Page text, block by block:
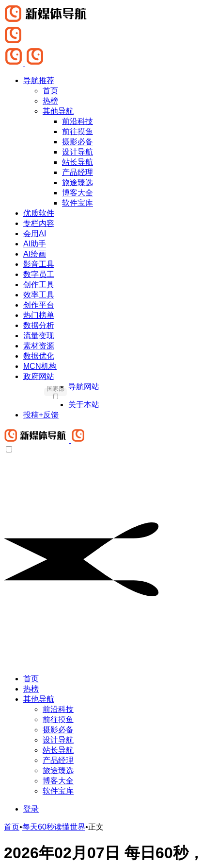
导航推荐
首页
热榜
其他导航
前沿科技
前往摸鱼
摄影必备
设计导航
站长导航
产品经理
旅途臻选
博客大全
软件宝库
优质软件
专栏内容
会用AI
AI助手
AI绘画
影音工具
数字员工
创作工具
效率工具
创作平台
热门榜单
数据分析
流量变现
素材资源
数据优化
MCN机构
政府网站
国家部
门
导航网站
关于本站
投稿+反馈
首页
热榜
其他导航
前沿科技
前往摸鱼
摄影必备
设计导航
站长导航
产品经理
旅途臻选
博客大全
软件宝库
登录
首页•每天60秒读懂世界•正文
2026年02月07日 每日60秒，